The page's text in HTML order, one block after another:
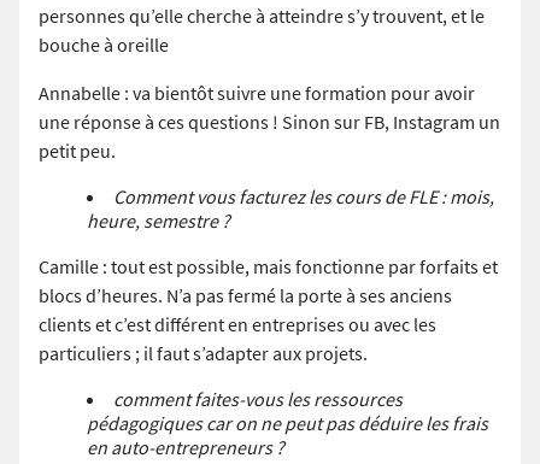
personnes qu’elle cherche à atteindre s’y trouvent, et le
bouche à oreille
Annabelle : va bientôt suivre une formation pour avoir
une réponse à ces questions ! Sinon sur FB, Instagram un
petit peu.
Comment vous facturez les cours de FLE : mois,
heure, semestre ?
Camille : tout est possible, mais fonctionne par forfaits et
blocs d’heures. N’a pas fermé la porte à ses anciens
clients et c’est différent en entreprises ou avec les
particuliers ; il faut s’adapter aux projets.
comment faites-vous les ressources
pédagogiques car on ne peut pas déduire les frais
en auto-entrepreneurs ?